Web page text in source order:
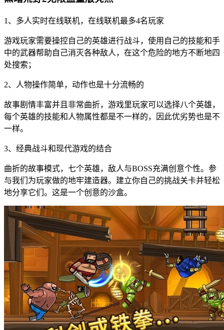
1、多人实时在线联机，在线联机最多4名玩家
游戏玩家需要操控自己的英雄进行战斗，使用自己的技能和手
中的武器帮助自己消灭各种敌人，在这个危险的地方不断地四
处搜索；
2、人物操作简单，动作也是十分流畅的
故事剧情丰富并且非常曲折，游戏里玩家可以选择八个英雄，
每个英雄的技能和人物属性都是不一样的，因此优劣势也是不
一样。
3、经典战斗和现代游戏的结合
曲折的故事模式，七个英雄，敌人与BOSS充满创意个性。参
与我们为玩家做的地牢建造器。建立你自己的挑战关卡并轻松
地分享它们。这是一个创意的沙盒。